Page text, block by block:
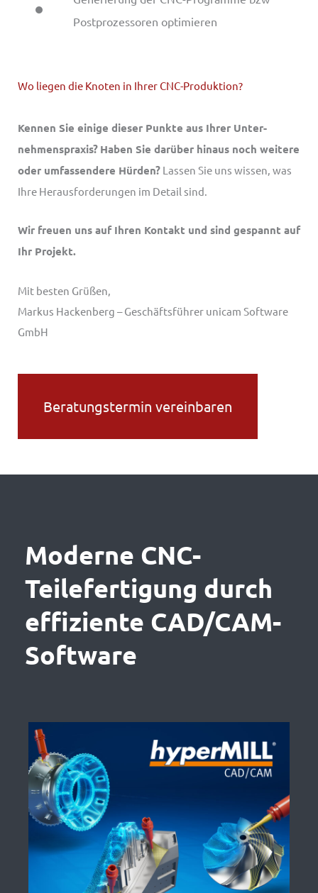
Postprozessoren optimieren
Wo liegen die Knoten in Ihrer CNC-Produktion?
Kennen Sie einige dieser Punkte aus Ihrer Unter­
nehmens­praxis? Haben Sie darüber hinaus noch weitere
oder umfassendere Hürden? Lassen Sie uns wissen, was
Ihre Heraus­forderungen im Detail sind.
Wir freuen uns auf Ihren Kontakt und sind gespannt auf
Ihr Projekt.
Mit besten Grüßen,
Markus Hackenberg – Geschäftsführer unicam Software
GmbH
Beratungstermin vereinbaren
Moderne CNC-
Teilefertigung durch
effiziente CAD/CAM-
Software